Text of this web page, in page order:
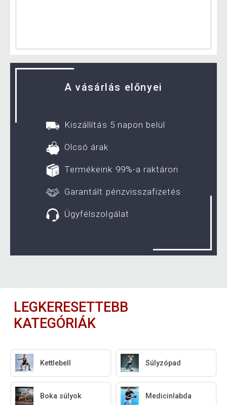
A vásárlás előnyei
Kiszállítás 5 napon belül
Olcsó árak
Termékeink 99%-a raktáron
Garantált pénzvisszafizetés
Ügyfélszolgálat
LEGKERESETTEBB
KATEGÓRIÁK
Kettlebell Súlyzópad
Boka súlyok Medicinlabda